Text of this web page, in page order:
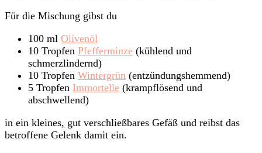
Für die Mischung gibst du
100 ml Olivenöl
10 Tropfen Pfefferminze (kühlend und
schmerzlindernd)
10 Tropfen Wintergrün (entzündungshemmend)
5 Tropfen Immortelle (krampflösend und
abschwellend)
in ein kleines, gut verschließbares Gefäß und reibst das
betroffene Gelenk damit ein.